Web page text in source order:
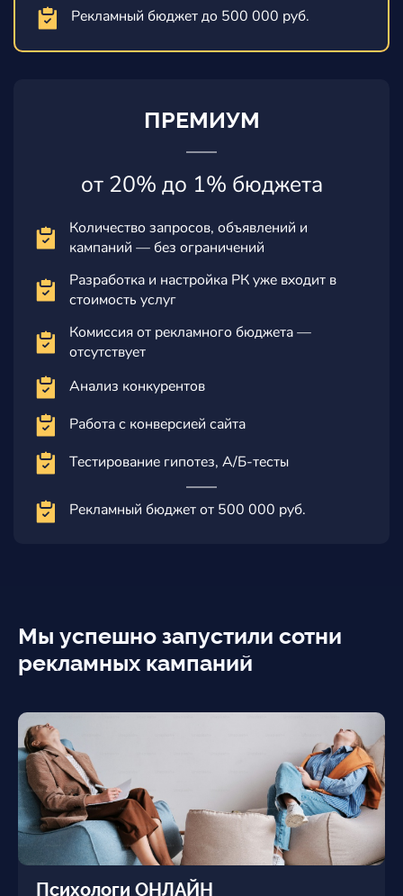
Рекламный бюджет до 500 000 руб.
ПРЕМИУМ
от 20% до 1% бюджета
Количество запросов, объявлений и
кампаний — без ограничений
Разработка и настройка РК уже входит в
стоимость услуг
Комиссия от рекламного бюджета —
отсутствует
Анализ конкурентов
Работа с конверсией сайта
Тестирование гипотез, А/Б-тесты
Рекламный бюджет от 500 000 руб.
Мы успешно запустили сотни
рекламных кампаний
Психологи ОНЛАЙН